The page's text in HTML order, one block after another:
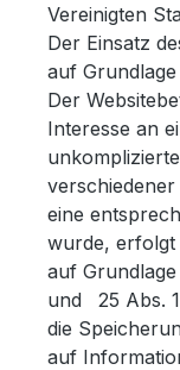
Vereinigten
Der Einsatz
auf
Der
Interesse an
eine
wurde, erfolgt
auf
und 25 Abs.
die
auf